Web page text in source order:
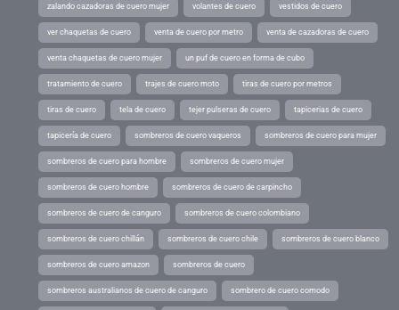
zalando cazadoras de cuero mujer volantes de cuero vestidos de cuero
ver chaquetas de cuero venta de cuero por metro venta de cazadoras de cuero
venta chaquetas de cuero mujer un puf de cuero en forma de cubo
tratamiento de cuero trajes de cuero moto tiras de cuero por metros
tiras de cuero tela de cuero tejer pulseras de cuero tapicerias de cuero
tapicería de cuero sombreros de cuero vaqueros sombreros de cuero para mujer
sombreros de cuero para hombre sombreros de cuero mujer
sombreros de cuero hombre sombreros de cuero de carpincho
sombreros de cuero de canguro sombreros de cuero colombiano
sombreros de cuero chillán sombreros de cuero chile sombreros de cuero blanco
sombreros de cuero amazon sombreros de cuero
sombreros australianos de cuero de canguro sombrero de cuero comodo